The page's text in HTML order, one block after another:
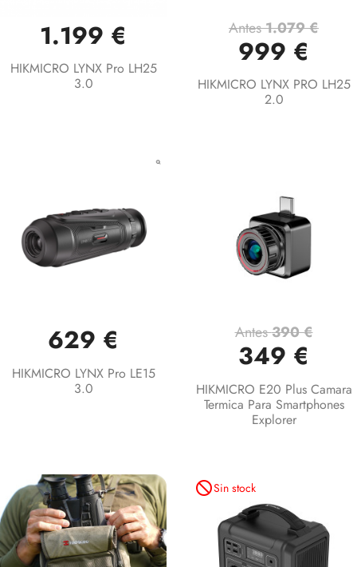
1.199 €
HIKMICRO LYNX Pro LH25
3.0
Antes1.079 €
999 €
HIKMICRO LYNX PRO LH25
2.0
629 €
HIKMICRO LYNX Pro LE15
3.0
Antes390 €
349 €
HIKMICRO E20 Plus Camara
Termica Para Smartphones
Explorer
not_interestedSin stock